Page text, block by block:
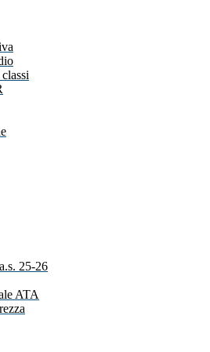
25-26
ATA